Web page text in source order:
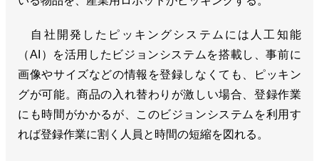
自社開発したピッキングシステムには人工知能
（AI）を活用したビジョンシステムを搭載し、事前に
画像やサイズなどの情報を登録しなくても、ピッキン
グが可能。商品の入れ替わりが激しい場合、登録作業
にも時間がかかるが、このビジョンシステムを利用す
れば登録作業に割く人員と時間の短縮を図れる。